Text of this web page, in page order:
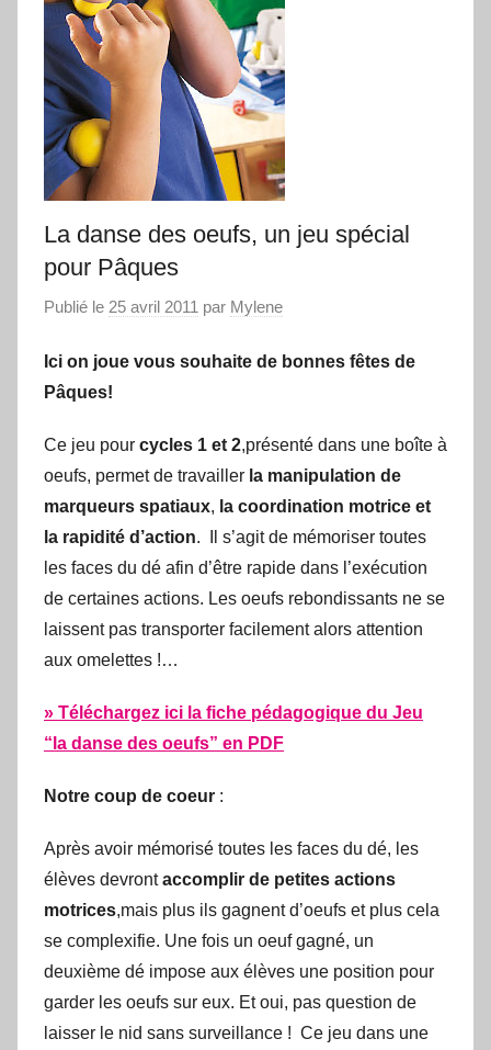
apprendre…
La danse des oeufs, un jeu spécial
pour Pâques
Publié le 25 avril 2011 par Mylene
Ici on joue vous souhaite de bonnes fêtes de
Pâques!
Ce jeu pour cycles 1 et 2,présenté dans une boîte à
oeufs, permet de travailler la manipulation de
marqueurs spatiaux, la coordination motrice et
la rapidité d’action. Il s’agit de mémoriser toutes
les faces du dé afin d’être rapide dans l’exécution
de certaines actions. Les oeufs rebondissants ne se
laissent pas transporter facilement alors attention
aux omelettes !…
» Téléchargez ici la fiche pédagogique du Jeu
“la danse des oeufs” en PDF
Notre coup de coeur :
Après avoir mémorisé toutes les faces du dé, les
élèves devrontaccomplir de petites actions
motrices,mais plus ils gagnent d’oeufs et plus cela
se complexifie. Une fois un oeuf gagné, un
deuxième dé impose aux élèves une position pour
garder les oeufs sur eux. Et oui, pas question de
laisser le nid sans surveillance ! Ce jeu dans une